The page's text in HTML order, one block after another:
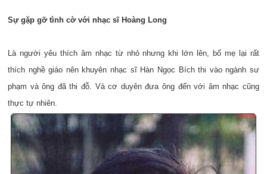
Sự gặp gỡ tình cờ với nhạc sĩ Hoàng Long
Là người yêu thích âm nhạc từ nhỏ nhưng khi lớn lên, bố mẹ lại rất
thích nghề giáo nên khuyên nhạc sĩ Hàn Ngọc Bích thi vào ngành sư
phạm và ông đã thi đỗ. Và cơ duyên đưa ông đến với âm nhạc cũng
thực tự nhiên.